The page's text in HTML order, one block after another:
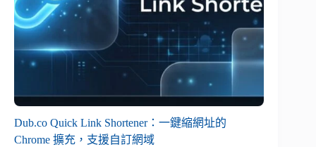
Dub.co Quick Link Shortener：一鍵縮網址的
Chrome 擴充，支援自訂網域